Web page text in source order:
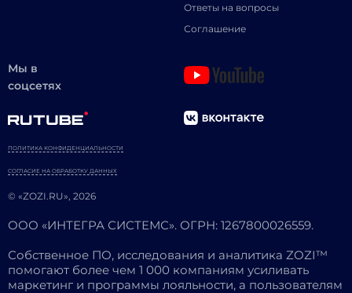
Ответы на вопросы
Соглашение
Мы в
соцсетях
© «ZOZI.RU», 2026
ПОЛИТИКА КОНФИДЕНЦИАЛЬНОСТИ
СОГЛАСИЕ НА ОБРАБОТКУ ДАННЫХ
ООО «ИНТЕГРА СИСТЕМС». ОГРН: 1267800026559.
Собственное ПО, исследования и аналитика ZOZI™
помогают более чем 1 000 компаниям усиливать
маркетинг и программы лояльности, а пользователям